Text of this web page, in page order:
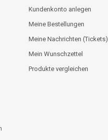
Kundenkonto anlegen
Meine Bestellungen
Meine Nachrichten (Tickets)
Mein Wunschzettel
Produkte vergleichen